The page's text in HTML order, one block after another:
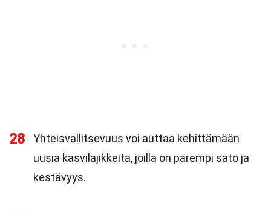
28
Yhteisvallitsevuus voi auttaa kehittämään
uusia kasvilajikkeita, joilla on parempi sato ja
kestävyys.